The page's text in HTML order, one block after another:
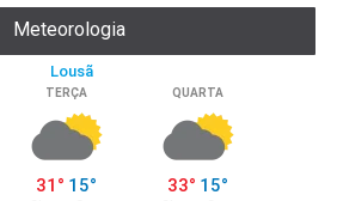
Meteorologia